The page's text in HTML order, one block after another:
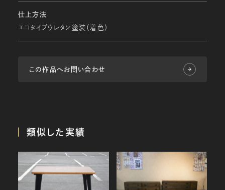
仕上方法
エコタイプウレタン塗装（着色）
この作品へお問い合わせ
類似した実績